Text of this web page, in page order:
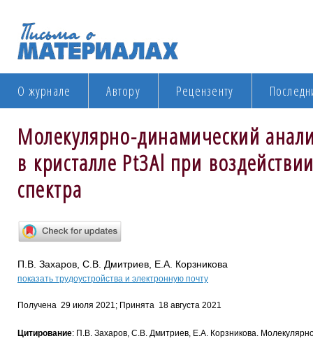
О журнале Автору Рецензенту
Молекулярно-динамический
в кристалле Pt3Al при
спектра
П.В. Захаров, С.В. Дмитриев, Е.А. Корзникова
показать трудоустройства и электронную почту
Получена 29 июля 2021; Принята 18 августа 2021
Цитирование: П.В. Захаров, С.В. Дмитриев, Е.А. Корзникова.